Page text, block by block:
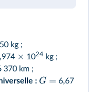
kg ;
× 1024 kg ;
370 km ;
: G = 6,67